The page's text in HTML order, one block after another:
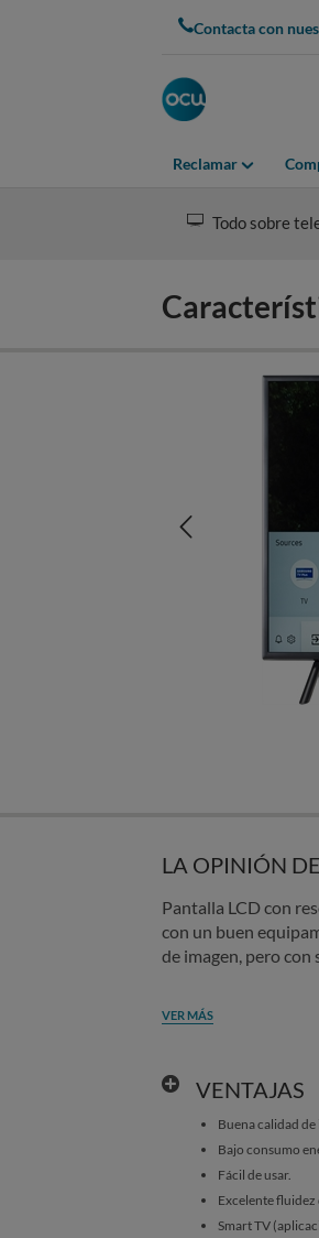
Contacta con
Reclamar
Todo sobre
LA OPINIÓN
Pantalla LCD con
con un buen
de imagen, pero
VER MÁS
VENTAJAS
Buena calidad de
Bajo consumo
Fácil de usar.
Excelente fluidez
Smart TV